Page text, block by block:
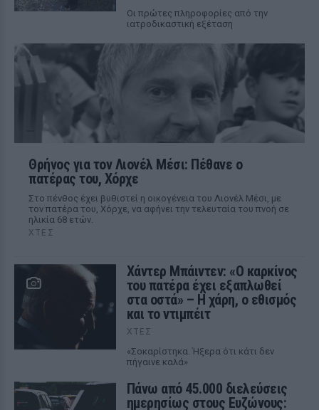
Οι πρώτες πληροφορίες από την
ιατροδικαστική εξέταση
Θρήνος για τον Λιονέλ Μέσι: Πέθανε ο
πατέρας του, Χόρχε
Στο πένθος έχει βυθιστεί η οικογένεια του Λιονέλ Μέσι, με
τον πατέρα του, Χόρχε, να αφήνει την τελευταία του πνοή σε
ηλικία 68 ετών.
ΧΤΕΣ
Χάντερ Μπάιντεν: «Ο καρκίνος
του πατέρα έχει εξαπλωθεί
στα οστά» – Η χάρη, ο εθισμός
και το ντιμπέιτ
ΧΤΕΣ
«Σοκαρίστηκα. Ήξερα ότι κάτι δεν
πήγαινε καλά»
Πάνω από 45.000 διελεύσεις
ημερησίως στους Ευζώνους: